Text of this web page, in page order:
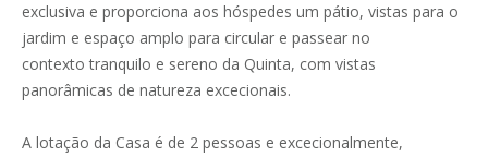
exclusiva e proporciona aos hóspedes um pátio, vistas para o
jardim e espaço amplo para circular e passear no
contexto tranquilo e sereno da Quinta, com vistas
panorâmicas de natureza excecionais.
A lotação da Casa é de 2 pessoas e excecionalmente,